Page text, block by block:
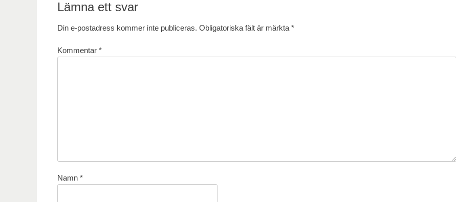
Lämna ett svar
Din e-postadress kommer inte publiceras. Obligatoriska fält är märkta *
Kommentar *
Namn *